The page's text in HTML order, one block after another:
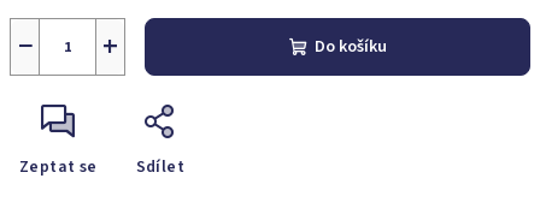
+
− Do košíku
Zeptat se Sdílet